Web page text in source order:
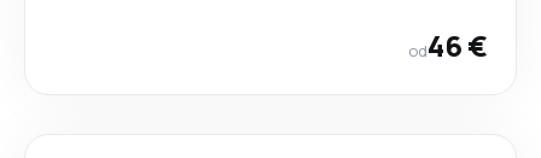
od46 €